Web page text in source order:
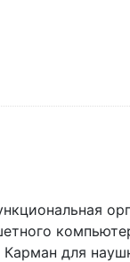
для